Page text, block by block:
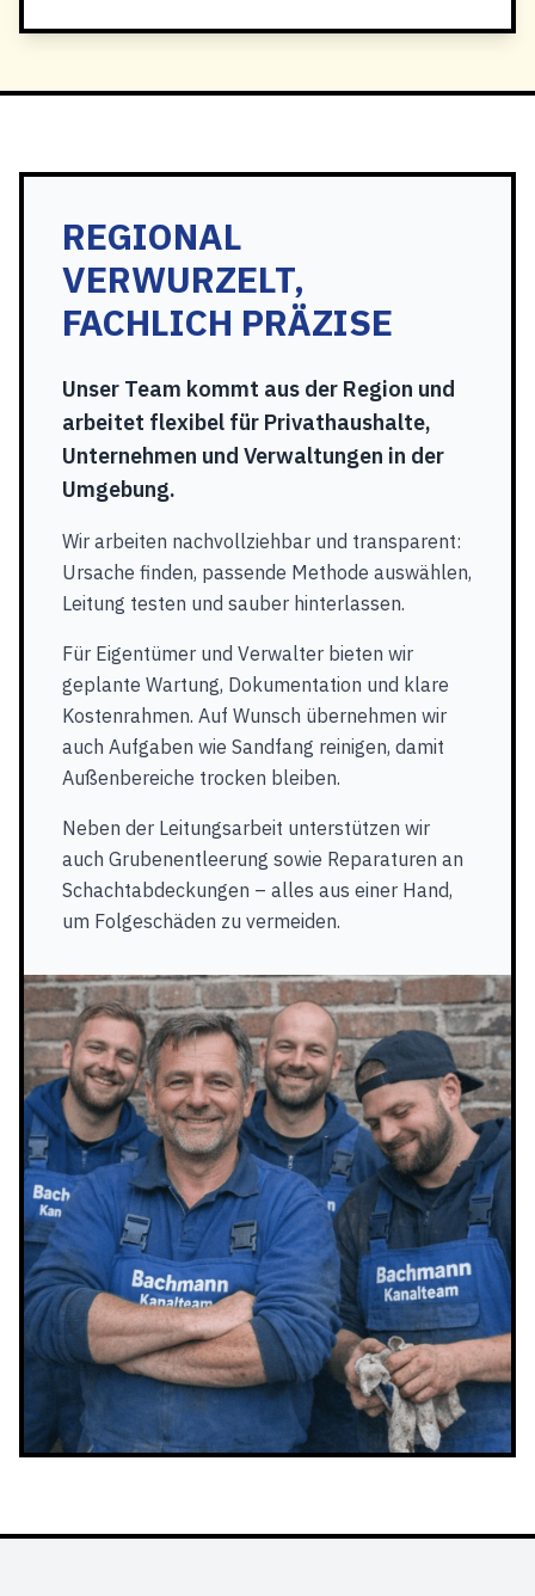
REGIONAL
VERWURZELT,
FACHLICH PRÄZISE
Unser Team kommt aus der Region und
arbeitet flexibel für Privathaushalte,
Unternehmen und Verwaltungen in der
Umgebung.
Wir arbeiten nachvollziehbar und transparent:
Ursache finden, passende Methode auswählen,
Leitung testen und sauber hinterlassen.
Für Eigentümer und Verwalter bieten wir
geplante Wartung, Dokumentation und klare
Kostenrahmen. Auf Wunsch übernehmen wir
auch Aufgaben wie Sandfang reinigen, damit
Außenbereiche trocken bleiben.
Neben der Leitungsarbeit unterstützen wir
auch Grubenentleerung sowie Reparaturen an
Schachtabdeckungen – alles aus einer Hand,
um Folgeschäden zu vermeiden.